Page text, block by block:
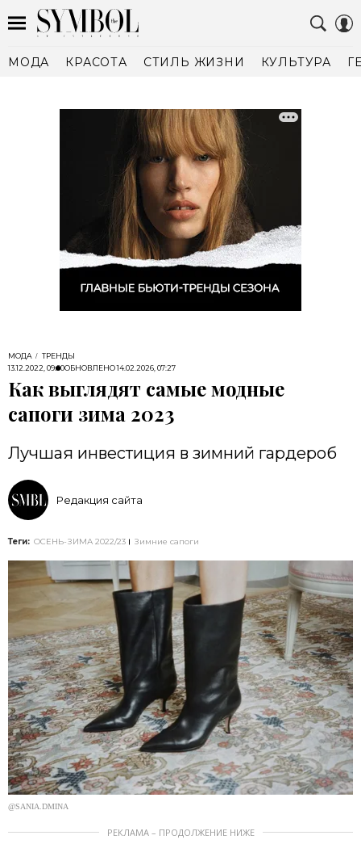
МОДА КРАСОТА СТИЛЬ ЖИЗНИ КУЛЬТУРА
МОДА
ТРЕНДЫ
13.12.2022, 09:00ОБНОВЛЕНО14.02.2026, 07:27
Как выглядят самые модные
сапоги зима 2023
Лучшая инвестиция в зимний гардероб
Редакция сайта
Теги: ОСЕНЬ-ЗИМА 2022/23 Зимние сапоги
@SANIA.DMINA
РЕКЛАМА – ПРОДОЛЖЕНИЕ НИЖЕ